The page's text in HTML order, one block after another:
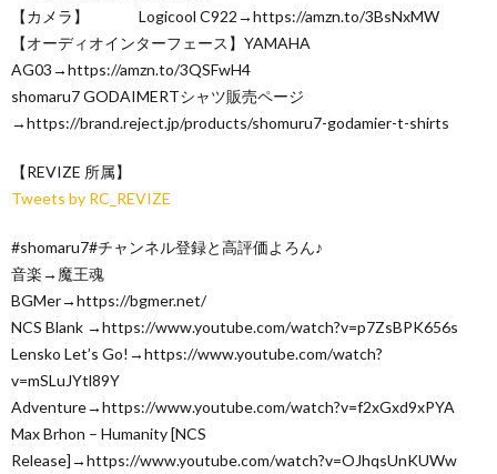
【カメラ】 Logicool C922→https://amzn.to/3BsNxMW
【オーディオインターフェース】YAMAHA
AG03→https://amzn.to/3QSFwH4
shomaru7 GODAIMERTシャツ販売ページ
→https://brand.reject.jp/products/shomuru7-godamier-t-shirts
【REVIZE 所属】
Tweets by RC_REVIZE
#shomaru7#チャンネル登録と高評価よろん♪
音楽→魔王魂
BGMer→https://bgmer.net/
NCS Blank →https://www.youtube.com/watch?v=p7ZsBPK656s
Lensko Let’s Go!→https://www.youtube.com/watch?
v=mSLuJYtl89Y
Adventure→https://www.youtube.com/watch?v=f2xGxd9xPYA
Max Brhon – Humanity [NCS
Release]→https://www.youtube.com/watch?v=OJhqsUnKUWw